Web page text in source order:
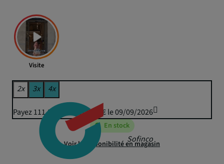
Visite
Sofinco
2x 3x 4x
Payez 111,38 € puis 109,50 € le 09/09/2026
En stock
Voir la disponibilité en magasin